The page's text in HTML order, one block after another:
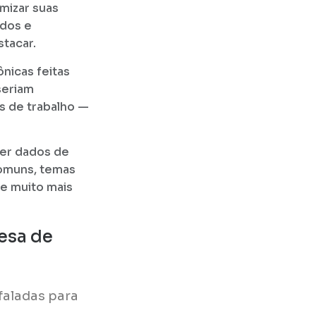
suas
e
feitas
de trabalho —
dados de
temas
muito mais
de
para